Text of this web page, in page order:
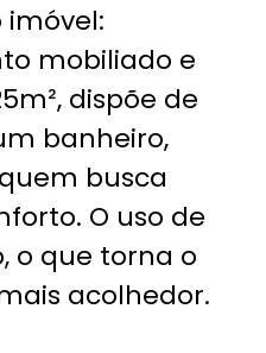
imóvel:
mobiliado e
dispõe de
banheiro,
busca
O uso de
o que torna o
acolhedor.